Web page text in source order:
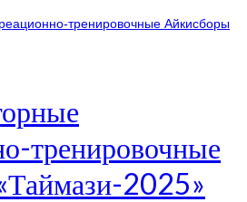
тренировочные
2025»